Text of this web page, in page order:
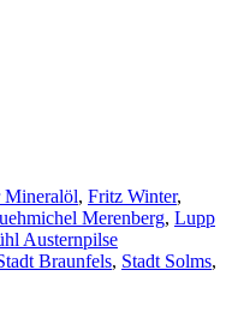
Mineralöl, Fritz Winter,
Merenberg, Lupp
Austernpilse
Braunfels, Stadt Solms,